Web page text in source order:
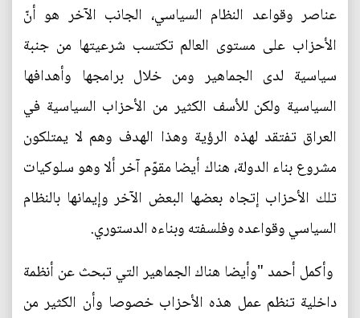
عناصر وقواعد النظام السياسي، الجانب الآخر هو أنّ
الأحزاب على مستوى العالم تكتسب شرعيتها من جنبة
سياسية لدى الجماهير ومن خلال برامجها وأهدافها
السياسية ولكن للأسف الكثير من الأحزاب السياسية في
العراق تفتقد لهذه الرؤية وهذا الهدف وهم لا يمتلكون
مشروع بناء الدولة، هناك أيضا مقوّم آخر ألا وهو سلوكيات
تلك الأحزاب إتجاه بعضها البعض الآخر وإيمانها بالنظام
السياسي وقواعده وفلسفته وبناءه الدستوري.
وأكمل أحمد "وأيضا هناك الجماهير التي تبحث عن أنظمة
داخلية تنظم عمل هذه الأحزاب خصوصا وأن الكثير من